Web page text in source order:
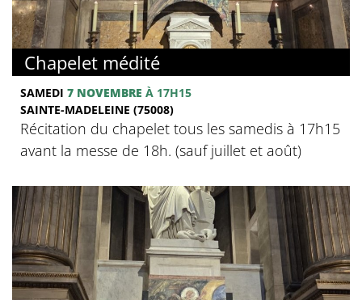
Chapelet médité
SAMEDI 7 NOVEMBRE À 17H15
SAINTE-MADELEINE (75008)
Récitation du chapelet tous les samedis à 17h15
avant la messe de 18h. (sauf juillet et août)